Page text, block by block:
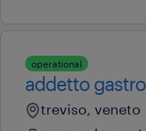
operational
addetto
treviso, veneto